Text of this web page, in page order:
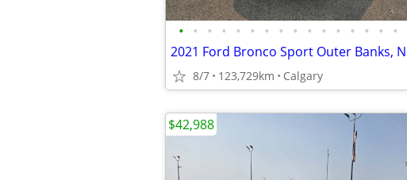
• • • • • • • • • • • • • • • •
8/7 123,729km Calgary
$42,988